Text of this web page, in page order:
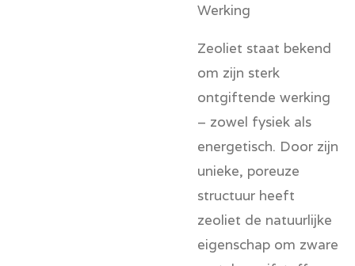
Werking
Zeoliet staat bekend
om zijn sterk
ontgiftende werking
– zowel fysiek als
energetisch. Door zijn
unieke, poreuze
structuur heeft
zeoliet de natuurlijke
eigenschap om zware